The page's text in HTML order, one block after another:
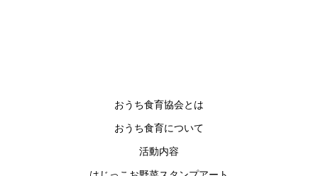
おうち食育協会とは
おうち食育について
活動内容